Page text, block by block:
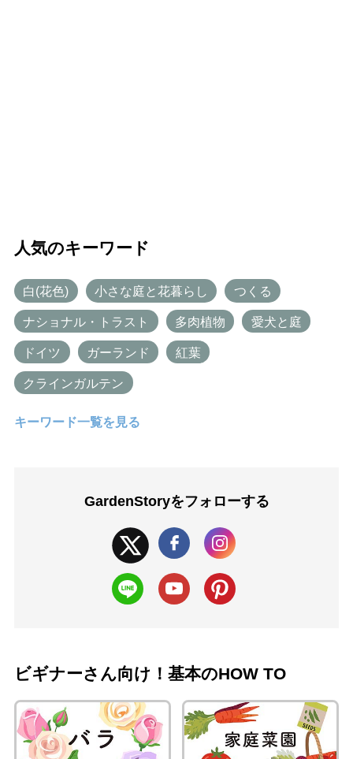
人気のキーワード
白(花色) 小さな庭と花暮らし つくる
ナショナル・トラスト 多肉植物 愛犬と庭
ドイツ ガーランド 紅葉
クラインガルテン
キーワード一覧を見る
GardenStoryをフォローする
ビギナーさん向け！基本のHOW TO